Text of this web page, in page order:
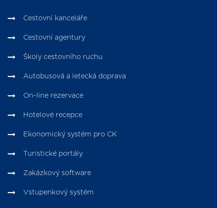
Cestovní kanceláře
Cestovní agentury
Školy cestovního ruchu
Autobusová a letecká doprava
On-line rezervace
Hotelové recepce
Ekonomický systém pro CK
Turistické portály
Zakázkový software
Vstupenkový systém